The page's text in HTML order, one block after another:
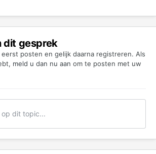
dit gesprek
posten en gelijk daarna registreren. Als
meld u dan nu aan om te posten met uw
op dit topic...